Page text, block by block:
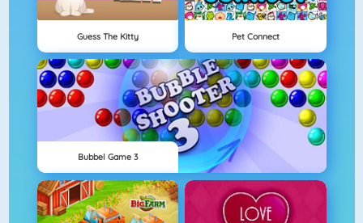
Guess The Kitty Pet Connect
Bubbel Game 3